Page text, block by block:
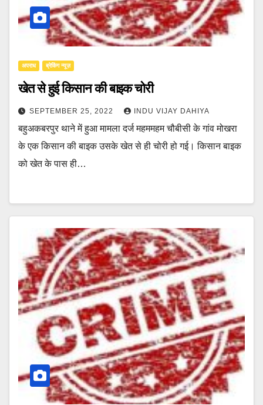
अपराध ब्रेकिंग न्यूज़
खेत से हुई किसान की बाइक चोरी
SEPTEMBER 25, 2022 INDU VIJAY DAHIYA
बहुअकबरपुर थाने में हुआ मामला दर्ज महममहम चौबीसी के गांव मोखरा
के एक किसान की बाइक उसके खेत से ही चोरी हो गई। किसान बाइक
को खेत के पास ही…